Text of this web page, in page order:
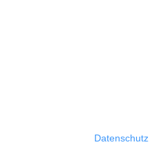
Datenschutz